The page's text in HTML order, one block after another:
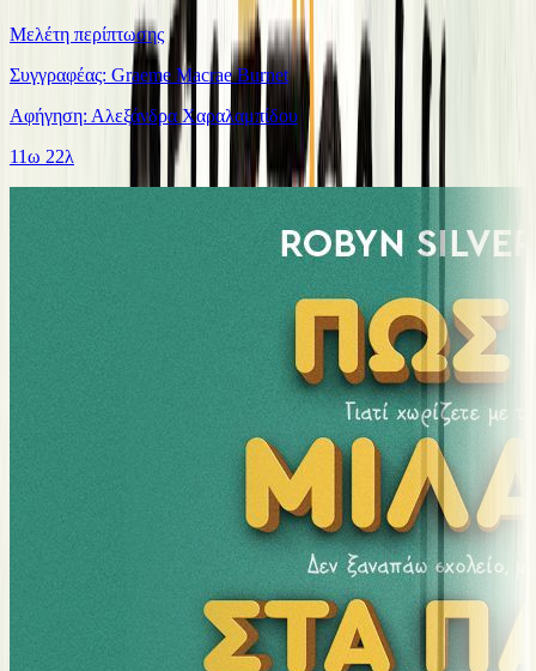
Μελέτη περίπτωσης
Συγγραφέας: Graeme Macrae Burnet
Αφήγηση: Αλεξάνδρα Χαραλαμπίδου
11ω 22λ